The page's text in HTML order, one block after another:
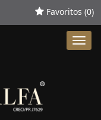
Favoritos (0)